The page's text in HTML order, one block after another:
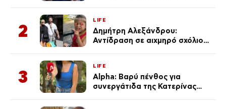
2
LIFE
Δημήτρη Αλεξάνδρου:
Αντίδραση σε αιχμηρό σχόλιο
3
LIFE
Alpha: Βαρύ πένθος για
συνεργάτιδα της Κατερίνας